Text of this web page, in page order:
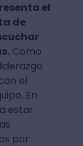
el
de
Como
el
En
estar
por